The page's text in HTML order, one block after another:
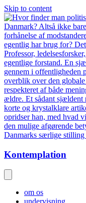
Skip to content
Kontemplation
om os